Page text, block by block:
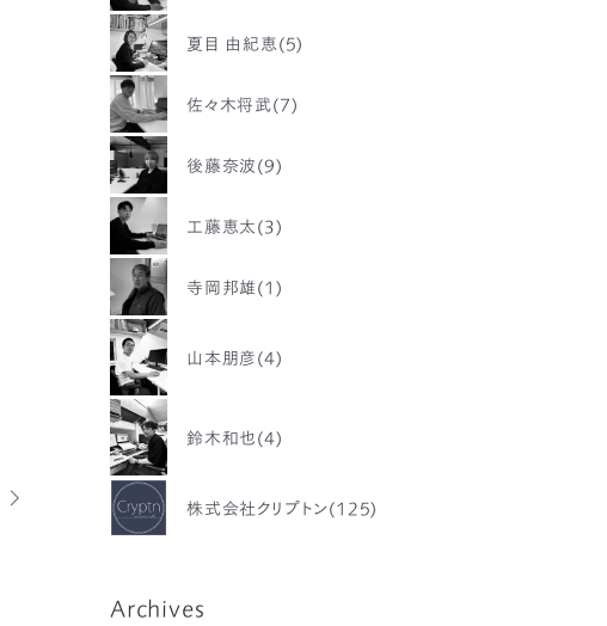
夏目 由紀恵(5)
佐々木将武(7)
後藤奈波(9)
工藤恵太(3)
寺岡邦雄(1)
山本朋彦(4)
鈴木和也(4)
株式会社クリプトン(125)
Archives